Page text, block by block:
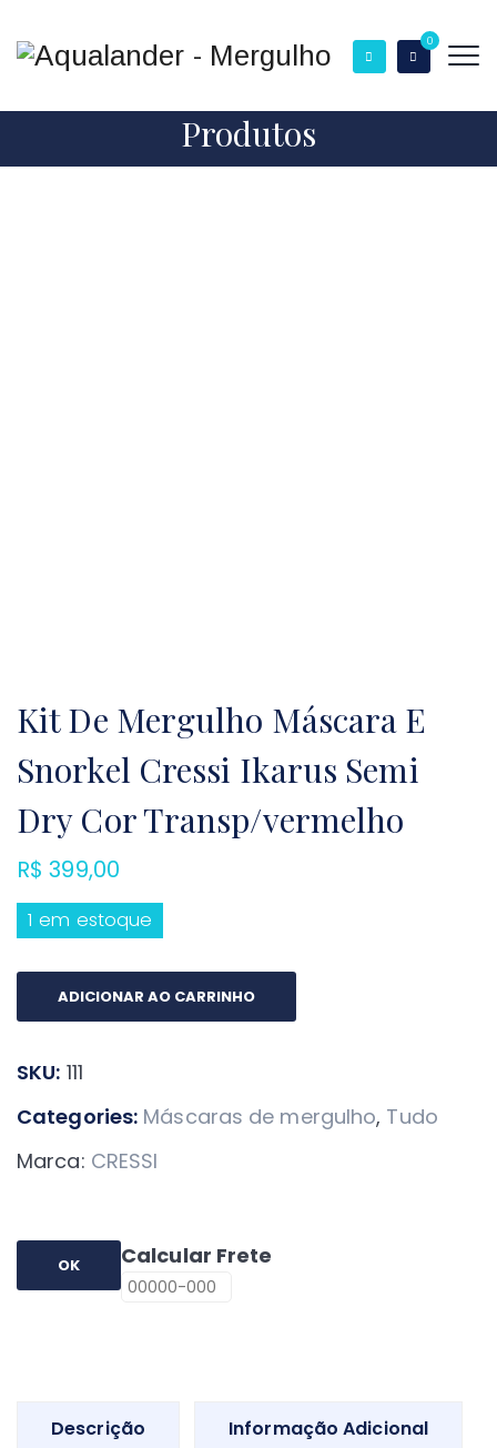
0
Produtos
Kit De Mergulho Máscara E
Snorkel Cressi Ikarus Semi
Dry Cor Transp/vermelho
R$ 399,00
1 em estoque
De
Máscara
E
Cressi
Semi
Cor
ADICIONAR AO CARRINHO
SKU: 111
Categories: Máscaras de mergulho, Tudo
Marca: CRESSI
Calcular Frete
OK
Descrição Informação Adicional